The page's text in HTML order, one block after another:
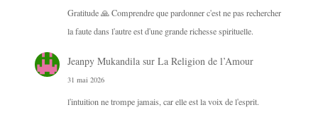
Gratitude 🙏 Comprendre que pardonner c'est ne pas rechercher
la faute dans l'autre est d'une grande richesse spirituelle.
Jeanpy Mukandilasur La Religion de l’Amour
31 mai 2026
l'intuition ne trompe jamais, car elle est la voix de l'esprit.